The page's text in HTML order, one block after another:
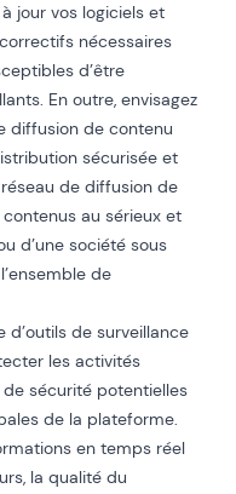
jour vos logiciels et
nécessaires
d’être
En outre, envisagez
diffusion de contenu
sécurisée et
de diffusion de
au sérieux et
d’une société sous
de
d’outils de surveillance
les activités
sécurité potentielles
de la plateforme.
en temps réel
la qualité du